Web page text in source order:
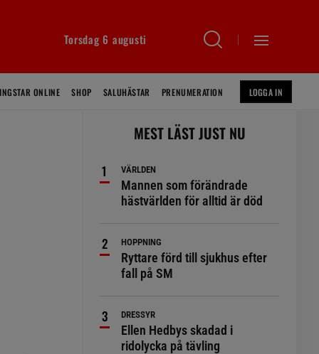
Torsdag 6 augusti
ONLINE SHOP SALUHÄSTAR PRENUMERATION LOGGA IN
MEST LÄST JUST NU
VÄRLDEN
Mannen som förändrade
hästvärlden för alltid är död
HOPPNING
Ryttare förd till sjukhus efter
fall på SM
DRESSYR
Ellen Hedbys skadad i
ridolycka på tävling